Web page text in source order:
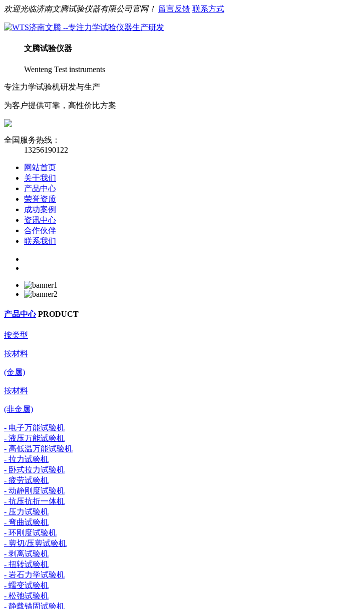
欢迎光临济南文腾试验仪器有限公司官网！ 留言反馈 联系方式
文腾试验仪器
Wenteng Test instruments
专注力学试验机研发与生产
为客户提供可靠，高性价比方案
全国服务热线：
13256190122
网站首页
关于我们
产品中心
荣誉资质
成功案例
资讯中心
合作伙伴
联系我们
产品中心 PRODUCT
按类型
按材料
(金属)
按材料
(非金属)
- 电子万能试验机
- 液压万能试验机
- 高低温万能试验机
- 拉力试验机
- 卧式拉力试验机
- 疲劳试验机
- 动静刚度试验机
- 抗压抗折一体机
- 压力试验机
- 弯曲试验机
- 环刚度试验机
- 剪切/压剪试验机
- 剥离试验机
- 扭转试验机
- 岩石力学试验机
- 蠕变试验机
- 松弛试验机
- 静载锚固试验机